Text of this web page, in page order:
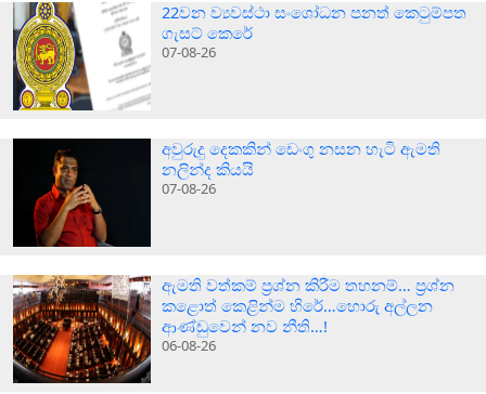
22වන ව්‍යවස්ථා සංශෝධන පනත් කෙටුම්පත
ගැසට් කෙරේ
07-08-26
අවුරුදු දෙකකින් ඩෙංගු නසන හැටි ඇමති
නලින්ද කියයි
07-08-26
ඇමති වත්කම් ප්‍රශ්න කිරීම තහනම්… ප්‍රශ්න
කළොත් කෙළින්ම හිරේ…හොරු අල්ලන
ආණ්ඩුවෙන් නව නීති…!
06-08-26